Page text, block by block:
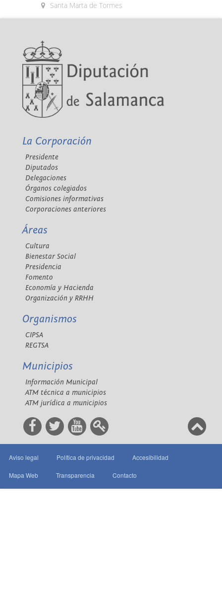
Santa Marta de Tormes
La Corporación
Presidente
Diputados
Delegaciones
Órganos colegiados
Comisiones informativas
Corporaciones anteriores
Áreas
Cultura
Bienestar Social
Presidencia
Fomento
Economía y Hacienda
Organización y RRHH
Organismos
CIPSA
REGTSA
Municipios
Información Municipal
ATM técnica a municipios
ATM jurídica a municipios
Aviso legal Política de privacidad Accesibilidad
Mapa Web Transparencia Contacto